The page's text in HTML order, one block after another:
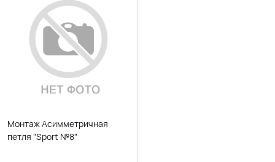
Монтаж Асимметричная
петля "Sport №8"